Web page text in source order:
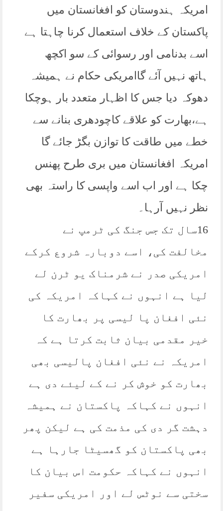
امریکہ ہندوستان کو افغانستان میں
پاکستان کے خلاف استعمال کرنا چاہتا ہے
اسے بدنامی اور رسوائی کے سو اکچھ
ہاتھ نہیں آئے گاامریکی حکام نے ہمیشہ
دھوکہ دیا جس کا اظہار متعدد بار ہوچکا
ہے،بھارت کو علاقے کاچودھری بنانے سے
خطے میں طاقت کا توازن بگڑ جائے گا
امریکہ افغانستان میں بری طرح پھنس
چکا ہے اور اب اسے واپسی کا راستہ بھی
نظر نہیں آرہا۔
16سال تک جس جنگ کی ٹرمپ نے
مخالفت کی، اسے دوبارہ شروع کرکے
امریکی صدر نے شرمناک یو ٹرن لے
لیا ہے انہوں نے کہاکہ امریکہ کی
نئی افغان پا لیسی پر بھارت کا
خیر مقدمی بیان ثابت کرتا ہے کہ
امریکہ نے نئی افغان پالیسی بھی
بھارت کو خوش کر نے کے لیئے دی ہے
انہوں نے کہاکہ پاکستان نے ہمیشہ
دہشت گر دی کی مذمت کی ہے لیکن پھر
بھی پاکستان کو گھسیٹا جارہا ہے
انہوں نے کہاکہ حکومت اس بیان کا
سختی سے نوٹس لے اور امریکی سفیر